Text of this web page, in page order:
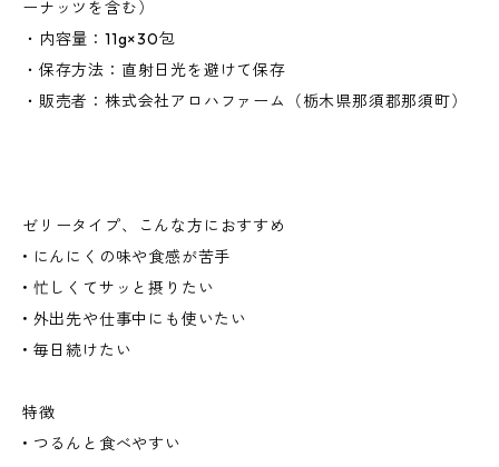
ーナッツを含む）
・内容量：11g×30包
・保存方法：直射日光を避けて保存
・販売者：株式会社アロハファーム（栃木県那須郡那須町）
ゼリータイプ、こんな方におすすめ
• にんにくの味や食感が苦手
• 忙しくてサッと摂りたい
• 外出先や仕事中にも使いたい
• 毎日続けたい
特徴
• つるんと食べやすい